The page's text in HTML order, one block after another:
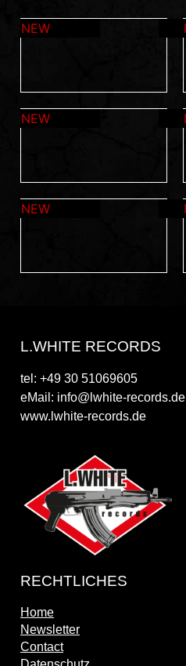
L.WHITE RECORDS
tel: +49 30 51069605
eMail: info@lwhite-records.de
www.lwhite-records.de
RECHTLICHES
Home
Newsletter
Contact